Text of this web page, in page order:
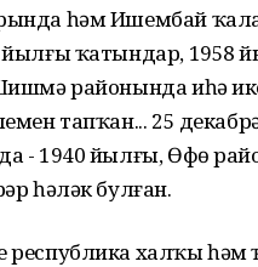
һәм Ишембай
ҡатындар, 1958
районында иһә
тапҡан... 25
- 1940 йылғы, Өфө
һәләк булған.
республика халҡы һәм